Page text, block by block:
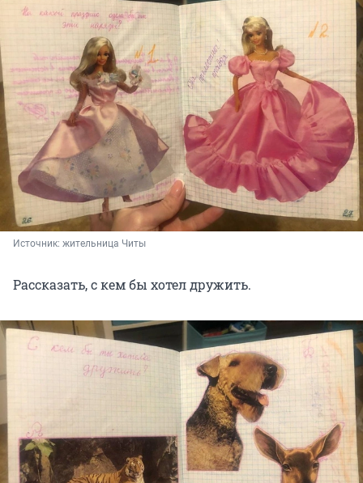
Источник: жительница Читы
Рассказать, с кем бы хотел дружить.